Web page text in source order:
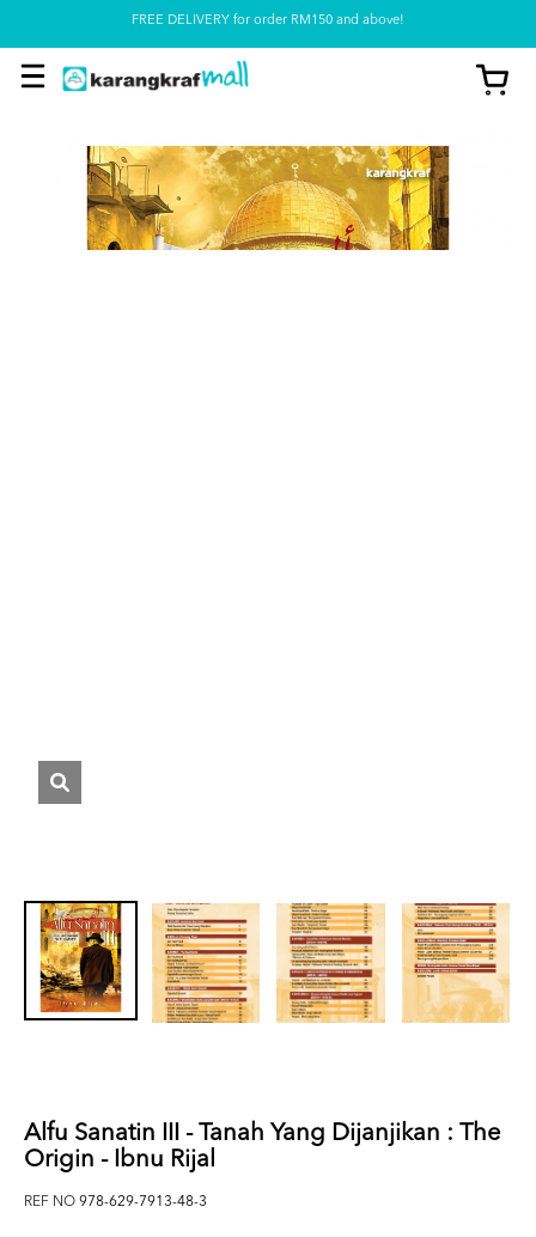
FREE DELIVERY for order RM150 and above!
Pickup option is available at our store
Alfu Sanatin III - Tanah Yang Dijanjikan : The
Origin - Ibnu Rijal
REF NO 978-629-7913-48-3